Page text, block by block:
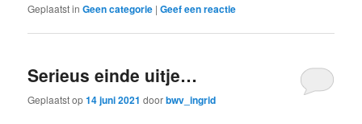
Geplaatst in Geen categorie |Geef een reactie
Serieus einde uitje…
Geplaatst op14 juni 2021 doorbwv_ingrid